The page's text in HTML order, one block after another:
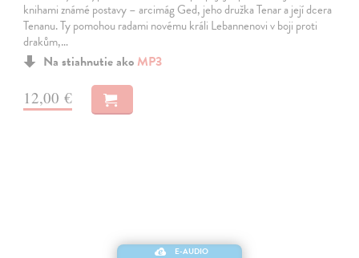
knihami známé postavy – arcimág Ged, jeho družka Tenar a její dcera
Tenanu. Ty pomohou radami novému králi Lebannenovi v boji proti
drakům,…
Na stiahnutie ako MP3
12,00 €
E-AUDIO